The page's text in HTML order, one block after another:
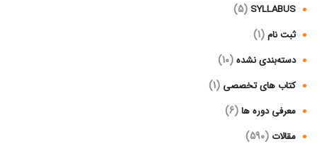
SYLLABUS
(5)
ثبت نام(1)
دسته‌بندی نشده(10)
کتاب های تخصصی (1)
معرفی دوره ها(6)
مقالات (590)